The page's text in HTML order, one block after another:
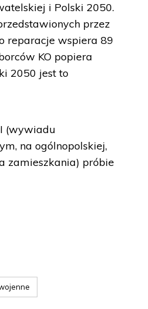
i Polski 2050.
przez
reparacje wspiera 89
KO popiera
2050 jest to
(wywiadu
na ogólnopolskiej,
zamieszkania) próbie